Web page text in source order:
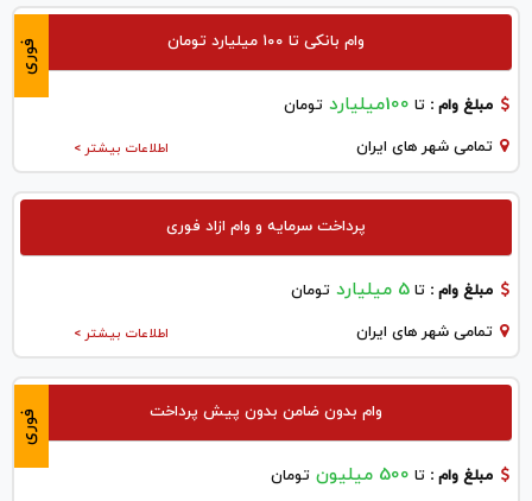
فوری وام بانکی تا ۱۰۰ میلیارد تومان
مبلغ وام : تا 100میلیارد تومان
اطلاعات بیشتر > تمامی شهر های ایران
پرداخت سرمایه و وام ازاد فوری
مبلغ وام : تا 5 میلیارد تومان
اطلاعات بیشتر > تمامی شهر های ایران
فوری وام بدون ضامن بدون پیش پرداخت
مبلغ وام : تا 500 میلیون تومان